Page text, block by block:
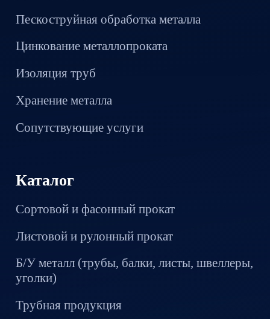
Пескоструйная обработка металла
Цинкование металлопроката
Изоляция труб
Хранение металла
Сопутствующие услуги
Каталог
Сортовой и фасонный прокат
Листовой и рулонный прокат
Б/У металл (трубы, балки, листы, швеллеры,
уголки)
Трубная продукция